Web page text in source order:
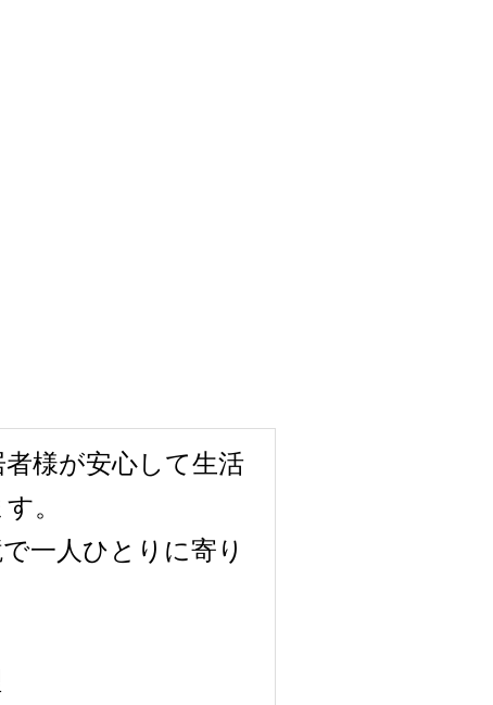
様が安心して生活
。
一人ひとりに寄り